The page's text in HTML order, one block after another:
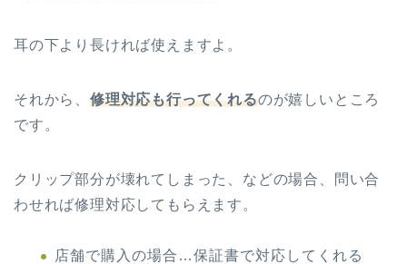
耳の下より長ければ使えますよ。
それから、 修理対応も行ってくれるのが嬉しいところ
です。
クリップ部分が壊れてしまった、などの場合、問い合
わせれば修理対応してもらえます。
店舗で購入の場合…保証書で対応してくれる